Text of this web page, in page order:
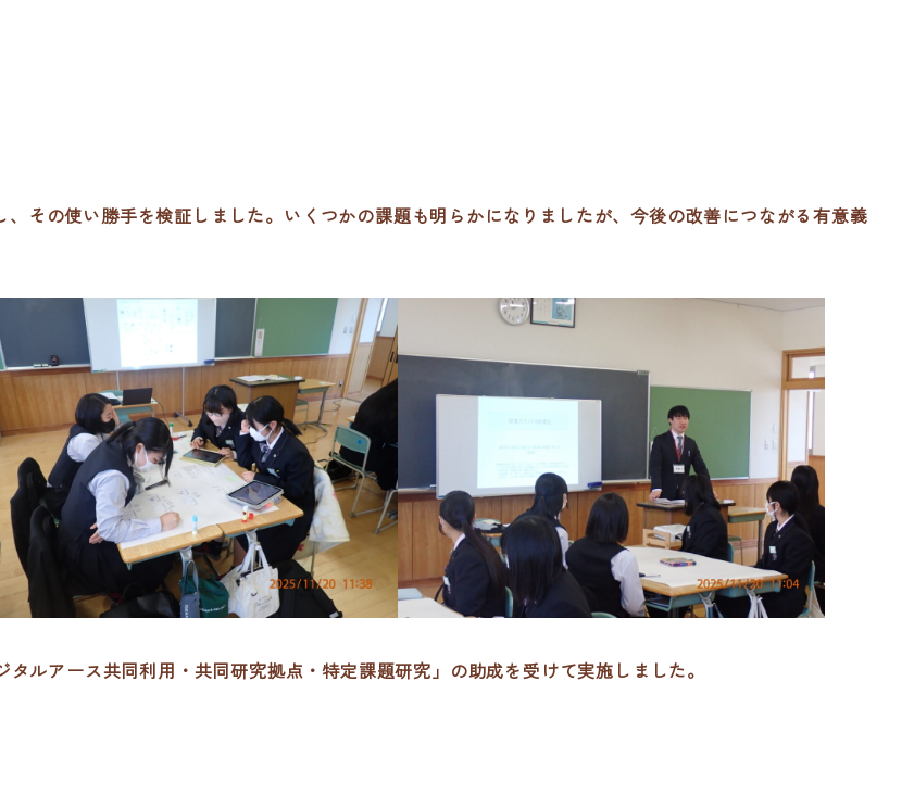
その使い勝手を検証しました。いくつかの課題も明らかになりましたが、今後の改善につながる有意義
ルアース共同利用・共同研究拠点・特定課題研究」の助成を受けて実施しました。